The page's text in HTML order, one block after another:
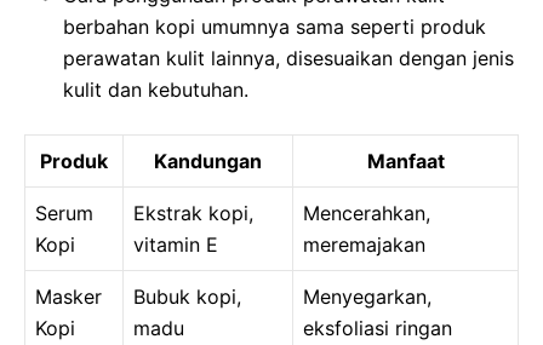
berbahan kopi umumnya sama seperti produk
perawatan kulit lainnya, disesuaikan dengan jenis
kulit dan kebutuhan.
Produk Kandungan Manfaat
Serum
Kopi
Ekstrak kopi,
vitamin E
Mencerahkan,
meremajakan
Masker
Kopi
Bubuk kopi,
madu
Menyegarkan,
eksfoliasi ringan